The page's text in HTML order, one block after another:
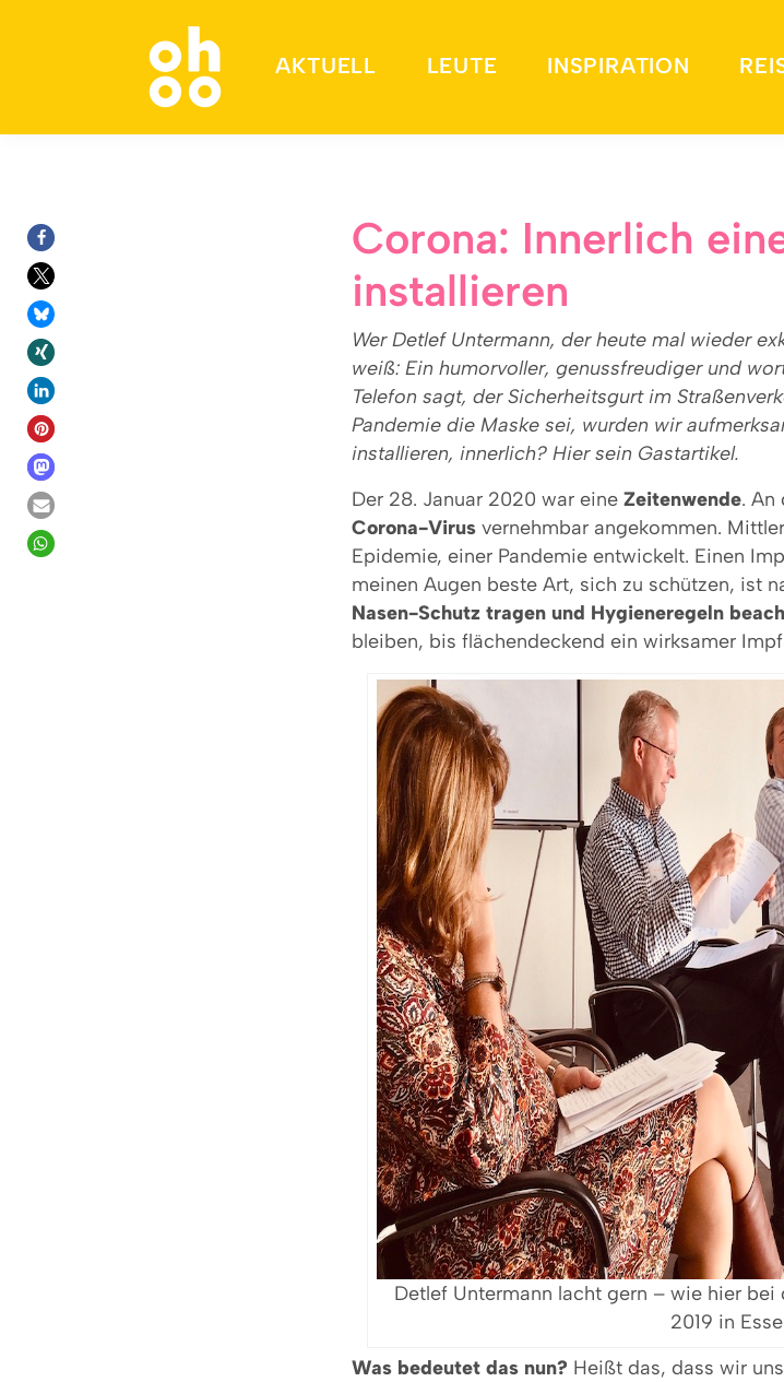
AKTUELL LEUTE INSPIRATION
Corona: Innerlich
installieren
Wer Detlef Untermann, der heute mal wieder
weiß: Ein humorvoller, genussfreudiger und
Telefon sagt, der Sicherheitsgurt im
Pandemie die Maske sei, wurden wir
installieren, innerlich? Hier sein Gastartikel.
Der 28. Januar 2020 war eine Zeitenwende. An
Corona-Virus vernehmbar angekommen.
Epidemie, einer Pandemie entwickelt. Einen
meinen Augen beste Art, sich zu schützen, ist
Nasen-Schutz tragen und Hygieneregeln
bleiben, bis flächendeckend ein wirksamer
Detlef Untermann lacht gern – wie hier
2019 in
Was bedeutet das nun? Heißt das, dass wir